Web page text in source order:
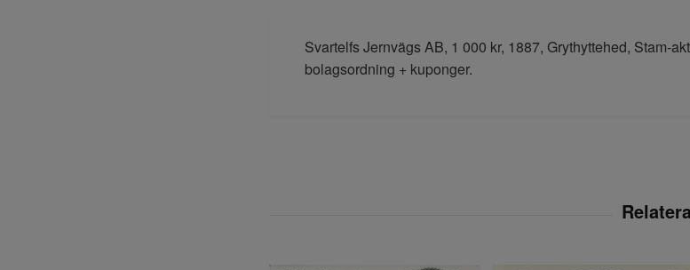
Svartelfs Jernvägs AB, 1 000 kr, 1887, Grythyttehed, Stam-
bolagsordning + kuponger.